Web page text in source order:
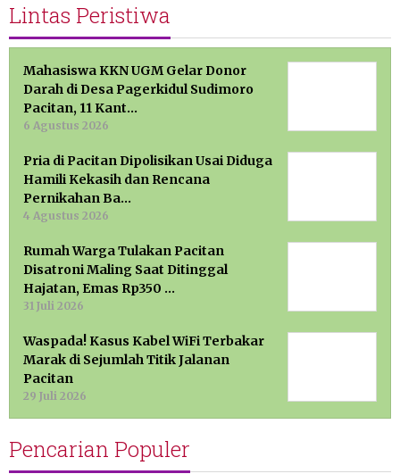
Lintas Peristiwa
Mahasiswa KKN UGM Gelar Donor
Darah di Desa Pagerkidul Sudimoro
Pacitan, 11 Kant…
6 Agustus 2026
Pria di Pacitan Dipolisikan Usai Diduga
Hamili Kekasih dan Rencana
Pernikahan Ba…
4 Agustus 2026
Rumah Warga Tulakan Pacitan
Disatroni Maling Saat Ditinggal
Hajatan, Emas Rp350 …
31 Juli 2026
Waspada! Kasus Kabel WiFi Terbakar
Marak di Sejumlah Titik Jalanan
Pacitan
29 Juli 2026
Pencarian Populer